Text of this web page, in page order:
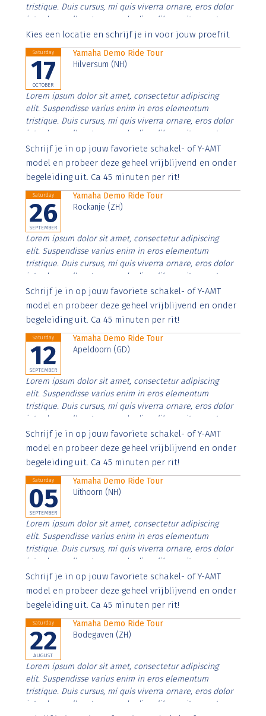
tristique. Duis cursus, mi quis viverra ornare, eros dolor
interdum nulla, ut commodo diam libero vitae erat.
Aenean faucibus nibh et justo cursus id rutrum lorem
Kies een locatie en schrijf je in voor jouw proefrit
Saturday
17
OCTOBER
Yamaha Demo Ride Tour
Hilversum (NH)
Lorem ipsum dolor sit amet, consectetur adipiscing
elit. Suspendisse varius enim in eros elementum
tristique. Duis cursus, mi quis viverra ornare, eros dolor
interdum nulla, ut commodo diam libero vitae erat.
Aenean faucibus nibh et justo cursus id rutrum lorem
imperdiet. Nunc ut sem vitae risus tristique posuere.
Schrijf je in op jouw favoriete schakel- of Y-AMT
model en probeer deze geheel vrijblijvend en onder
begeleiding uit. Ca 45 minuten per rit!
Saturday
26
SEPTEMBER
Yamaha Demo Ride Tour
Rockanje (ZH)
Lorem ipsum dolor sit amet, consectetur adipiscing
elit. Suspendisse varius enim in eros elementum
tristique. Duis cursus, mi quis viverra ornare, eros dolor
interdum nulla, ut commodo diam libero vitae erat.
Aenean faucibus nibh et justo cursus id rutrum lorem
imperdiet. Nunc ut sem vitae risus tristique posuere.
Schrijf je in op jouw favoriete schakel- of Y-AMT
model en probeer deze geheel vrijblijvend en onder
begeleiding uit. Ca 45 minuten per rit!
Saturday
12
SEPTEMBER
Yamaha Demo Ride Tour
Apeldoorn (GD)
Lorem ipsum dolor sit amet, consectetur adipiscing
elit. Suspendisse varius enim in eros elementum
tristique. Duis cursus, mi quis viverra ornare, eros dolor
interdum nulla, ut commodo diam libero vitae erat.
Aenean faucibus nibh et justo cursus id rutrum lorem
imperdiet. Nunc ut sem vitae risus tristique posuere.
Schrijf je in op jouw favoriete schakel- of Y-AMT
model en probeer deze geheel vrijblijvend en onder
begeleiding uit. Ca 45 minuten per rit!
Saturday
05
SEPTEMBER
Yamaha Demo Ride Tour
Uithoorn (NH)
Lorem ipsum dolor sit amet, consectetur adipiscing
elit. Suspendisse varius enim in eros elementum
tristique. Duis cursus, mi quis viverra ornare, eros dolor
interdum nulla, ut commodo diam libero vitae erat.
Aenean faucibus nibh et justo cursus id rutrum lorem
imperdiet. Nunc ut sem vitae risus tristique posuere.
Schrijf je in op jouw favoriete schakel- of Y-AMT
model en probeer deze geheel vrijblijvend en onder
begeleiding uit. Ca 45 minuten per rit!
Saturday
22
AUGUST
Yamaha Demo Ride Tour
Bodegaven (ZH)
Lorem ipsum dolor sit amet, consectetur adipiscing
elit. Suspendisse varius enim in eros elementum
tristique. Duis cursus, mi quis viverra ornare, eros dolor
interdum nulla, ut commodo diam libero vitae erat.